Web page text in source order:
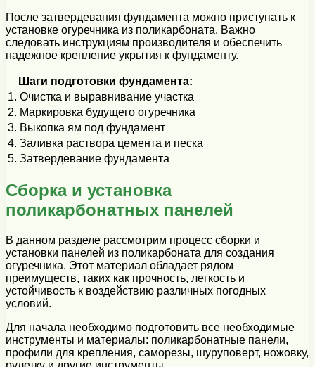
После затвердевания фундамента можно приступать к
установке огуречника из поликарбоната. Важно
следовать инструкциям производителя и обеспечить
надежное крепление укрытия к фундаменту.
Шаги подготовки фундамента:
1. Очистка и выравнивание участка
2. Маркировка будущего огуречника
3. Выкопка ям под фундамент
4. Заливка раствора цемента и песка
5. Затвердевание фундамента
Сборка и установка
поликарбонатных панелей
В данном разделе рассмотрим процесс сборки и
установки панелей из поликарбоната для создания
огуречника. Этот материал обладает рядом
преимуществ, таких как прочность, легкость и
устойчивость к воздействию различных погодных
условий.
Для начала необходимо подготовить все необходимые
инструменты и материалы: поликарбонатные панели,
профили для крепления, саморезы, шуруповерт, ножовку,